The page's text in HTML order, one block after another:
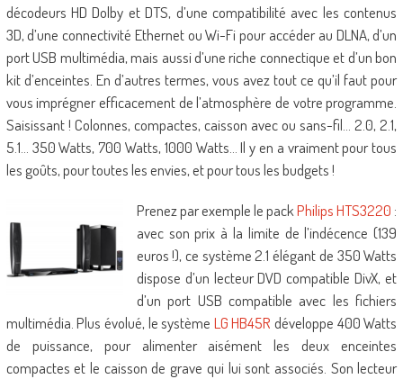
décodeurs HD Dolby et DTS, d’une compatibilité avec les contenus
3D, d’une connectivité Ethernet ou Wi-Fi pour accéder au DLNA, d’un
port USB multimédia, mais aussi d’une riche connectique et d’un bon
kit d’enceintes. En d’autres termes, vous avez tout ce qu’il faut pour
vous imprégner efficacement de l’atmosphère de votre programme.
Saisissant ! Colonnes, compactes, caisson avec ou sans-fil… 2.0, 2.1,
5.1… 350 Watts, 700 Watts, 1000 Watts… Il y en a vraiment pour tous
les goûts, pour toutes les envies, et pour tous les budgets !
Prenez par exemple le packPhilips HTS3220 :
avec son prix à la limite de l’indécence (139
euros !), ce système 2.1 élégant de 350 Watts
dispose d’un lecteur DVD compatible DivX, et
d’un port USB compatible avec les fichiers
multimédia. Plus évolué, le système LG HB45R développe 400 Watts
de puissance, pour alimenter aisément les deux enceintes
compactes et le caisson de grave qui lui sont associés. Son lecteur